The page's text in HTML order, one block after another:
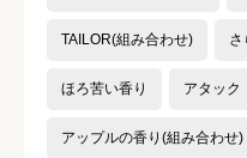
クチコミのタイトル
TAILOR(組み合わせ) さ
ほろ苦い香り アタック
アップルの香り(組み合わせ)